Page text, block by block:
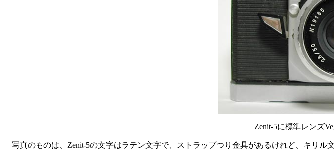
Zenit-5に標準レンズ
写真のものは、Zenit-5の文字はラテン文字で、ストラップつり金具があるけれど、キリル